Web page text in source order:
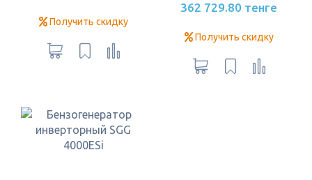
Получить скидку
362 729.80 тенге
Получить скидку